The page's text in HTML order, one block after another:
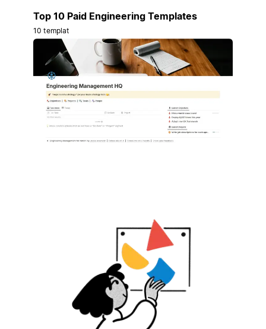
Top 10 Paid Engineering Templates
10 templat